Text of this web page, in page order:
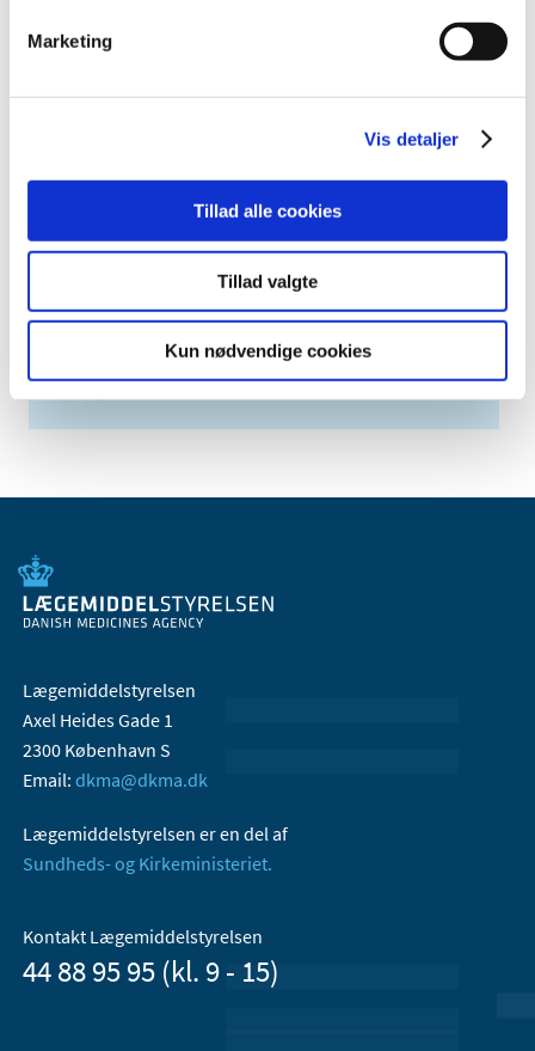
Marketing
Vis detaljer
Tillad alle cookies
Tillad valgte
Kun nødvendige cookies
februar (6)
2009 (14)
2007 (3)
Lægemiddelstyrelsen
Axel Heides Gade 1
2300 København S
Email: dkma@dkma.dk
Lægemiddelstyrelsen er en del af
Sundheds- og Kirkeministeriet.
Kontakt Lægemiddelstyrelsen
44 88 95 95 (kl. 9 - 15)